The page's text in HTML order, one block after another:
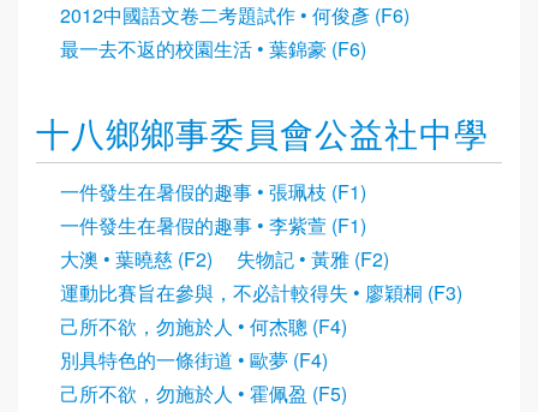
2012中國語文卷二考題試作 • 何俊彥 (F6)
最一去不返的校園生活 • 葉錦豪 (F6)
十八鄉鄉事委員會公益社中學
一件發生在暑假的趣事 • 張珮枝 (F1)
一件發生在暑假的趣事 • 李紫萱 (F1)
大澳 • 葉曉慈 (F2)
失物記 • 黃雅 (F2)
運動比賽旨在參與，不必計較得失 • 廖穎桐 (F3)
己所不欲，勿施於人 • 何杰聰 (F4)
別具特色的一條街道 • 歐夢 (F4)
己所不欲，勿施於人 • 霍佩盈 (F5)